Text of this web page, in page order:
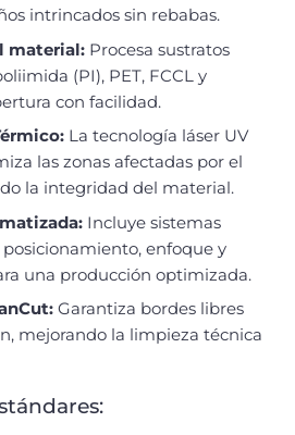
intrincados sin rebabas.
material: Procesa sustratos
(PI), PET, FCCL y
con facilidad.
La tecnología láser UV
las zonas afectadas por el
la integridad del material.
Incluye sistemas
enfoque y
una producción optimizada.
Garantiza bordes libres
mejorando la limpieza técnica